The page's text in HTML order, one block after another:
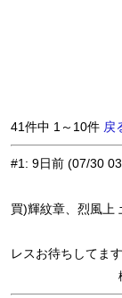
41件中 1～10件 戻
#1: 9日前 (07/30
買)輝紋章、烈風上
レスお待ちしてます